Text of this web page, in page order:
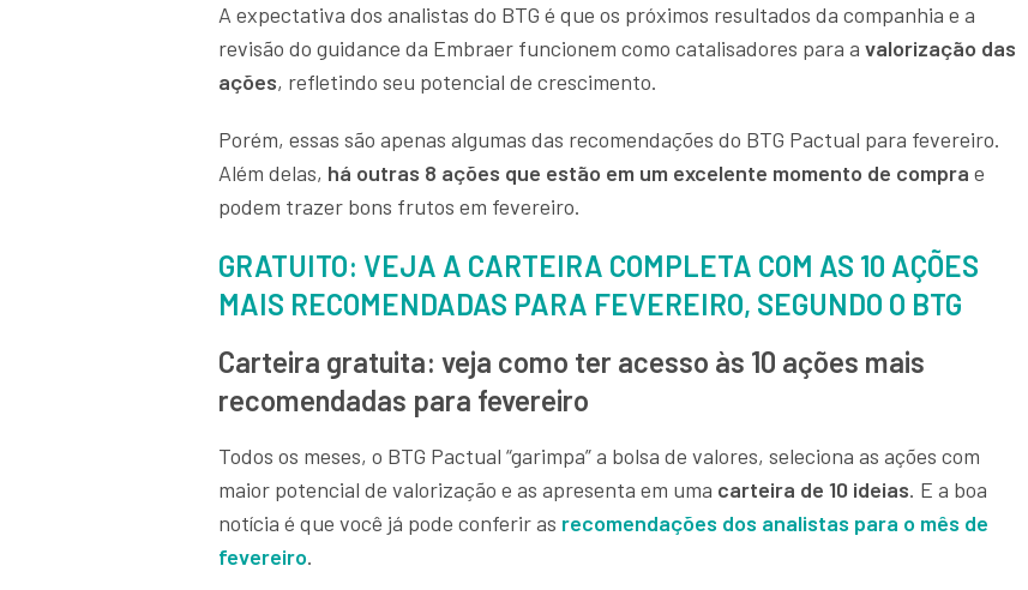
A expectativa dos analistas do BTG é que os próximos resultados da companhia e a
revisão do guidance da Embraer funcionem como catalisadores para a valorização das
ações, refletindo seu potencial de crescimento.
Porém, essas são apenas algumas das recomendações do BTG Pactual para fevereiro.
Além delas, há outras 8 ações que estão em um excelente momento de compra e
podem trazer bons frutos em fevereiro.
GRATUITO: VEJA A CARTEIRA COMPLETA COM AS 10 AÇÕES
MAIS RECOMENDADAS PARA FEVEREIRO, SEGUNDO O BTG
Carteira gratuita: veja como ter acesso às 10 ações mais
recomendadas para fevereiro
Todos os meses, o BTG Pactual “garimpa” a bolsa de valores, seleciona as ações com
maior potencial de valorização e as apresenta em uma carteira de 10 ideias. E a boa
notícia é que você já pode conferir as recomendações dos analistas para o mês de
fevereiro.